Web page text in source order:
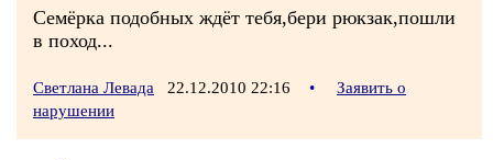
Семёрка подобных ждёт тебя,бери рюкзак,пошли
в поход...
Светлана Левада 22.12.2010 22:16 •
Заявить о
нарушении